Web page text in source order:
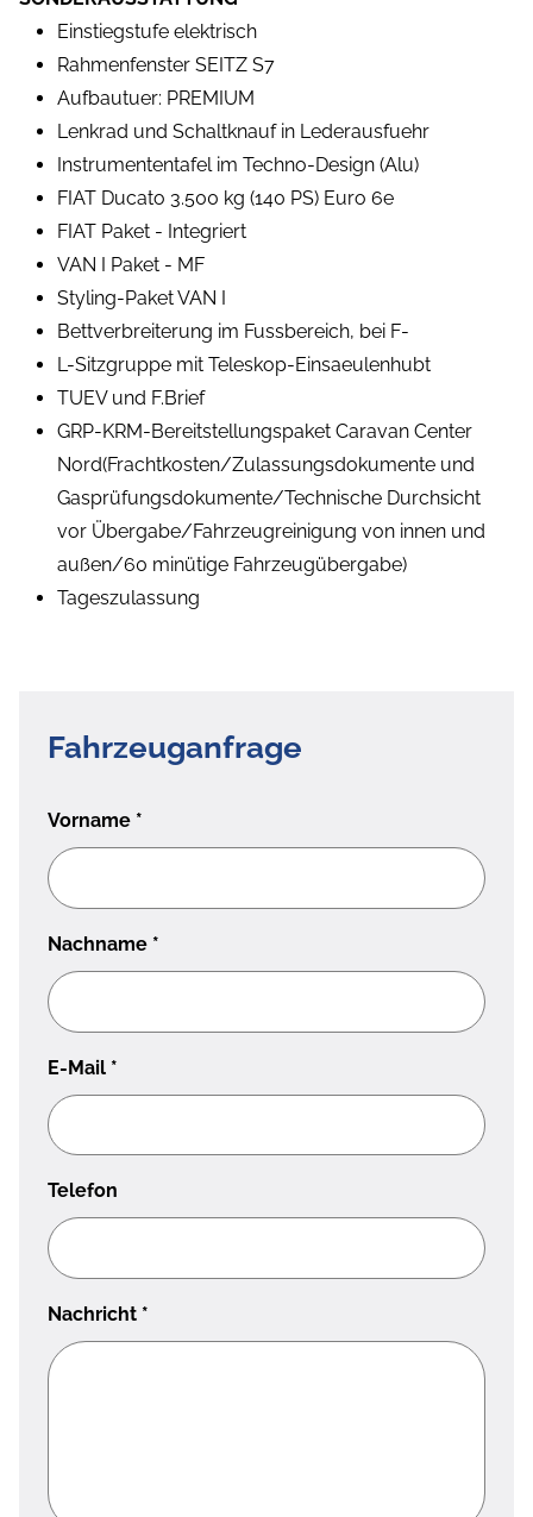
Einstiegstufe elektrisch
Rahmenfenster SEITZ S7
Aufbautuer: PREMIUM
Lenkrad und Schaltknauf in Lederausfuehr
Instrumententafel im Techno-Design (Alu)
FIAT Ducato 3.500 kg (140 PS) Euro 6e
FIAT Paket - Integriert
VAN I Paket - MF
Styling-Paket VAN I
Bettverbreiterung im Fussbereich, bei F-
L-Sitzgruppe mit Teleskop-Einsaeulenhubt
TUEV und F.Brief
GRP-KRM-Bereitstellungspaket Caravan Center
Nord(Frachtkosten/Zulassungsdokumente und
Gasprüfungsdokumente/Technische Durchsicht
vor Übergabe/Fahrzeugreinigung von innen und
außen/60 minütige Fahrzeugübergabe)
Tageszulassung
Fahrzeuganfrage
Vorname *
Nachname *
E-Mail *
Telefon
Nachricht *